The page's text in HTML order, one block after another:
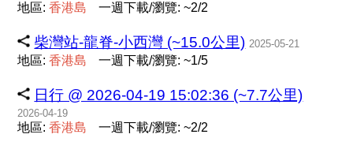
地區:香港島 一週下載/瀏覽: ~2/2
柴灣站-龍脊-小西灣 (~15.0公里) 2025-05-21
地區:香港島 一週下載/瀏覽: ~1/5
日行 @ 2026-04-19 15:02:36 (~7.7公里)
2026-04-19
地區:香港島 一週下載/瀏覽: ~2/2